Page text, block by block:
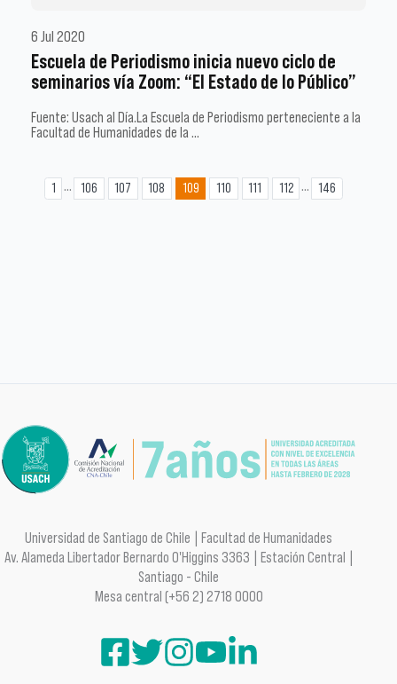
6 Jul 2020
Escuela de Periodismo inicia nuevo ciclo de
seminarios vía Zoom: “El Estado de lo Público”
Fuente: Usach al Día.La Escuela de Periodismo perteneciente a la
Facultad de Humanidades de la …
1 ... 106 107 108 109 110 111 112 ... 146
Universidad de Santiago de Chile | Facultad de Humanidades
Av. Alameda Libertador Bernardo O'Higgins 3363 | Estación Central |
Santiago - Chile
Mesa central (+56 2) 2718 0000